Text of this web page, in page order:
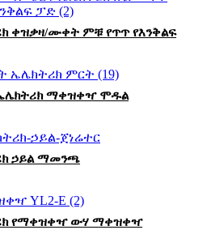
ቀዝቃዛ/ሙቀት ምቹ የጥጥ የእንቅልፍ
ማቀዝቀዣ ሞዱል
ኃይል ማመንጫ
የማቀዝቀዣ ውሃ ማቀዝቀዣ